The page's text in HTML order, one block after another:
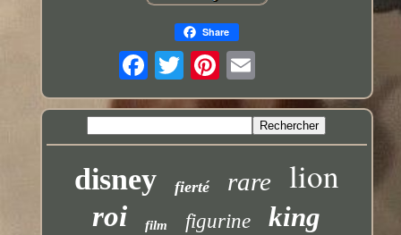
Share
disney fierté rare lion
roi film figurine king